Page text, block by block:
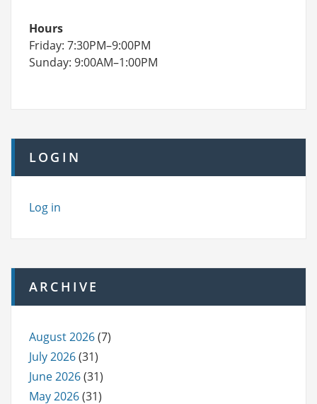
Hours
Friday: 7:30PM–9:00PM
Sunday: 9:00AM–1:00PM
LOGIN
Log in
ARCHIVE
August 2026(7)
July 2026(31)
June 2026(31)
May 2026(31)